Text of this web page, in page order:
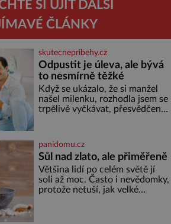
SI UJÍT DALŠÍ
ČLÁNKY
skutecnepribehy.cz
Odpustit je úleva, ale bývá
to nesmírně těžké
Když se ukázalo, že si manžel
našel milenku, rozhodla jsem se
trpělivě vyčkávat, přesvědčena,
nejtěžších věcí na světě. Ale
každý, kdo s tím má nějaké
zkušenosti, se zapřísahá, že
pokud odpustíte, znatelně se
vám uleví. Když se ke mně
doneslo, že si manžel pořídil
panidomu.cz
Sůl nad zlato, ale přiměřeně
Většina lidí po celém světě jí
soli až moc. Často i nevědomky,
protože netuší, jak velké